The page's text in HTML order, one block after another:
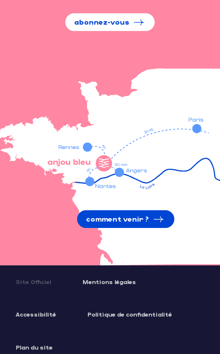
abonnez-vous
comment venir ?
Site Officiel Mentions légales
Accessibilité Politique de confidentialité
Plan du site